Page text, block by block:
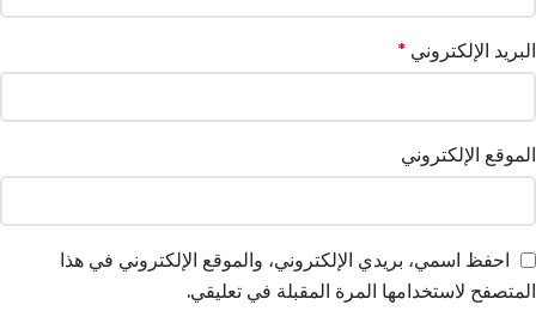
البريد الإلكتروني *
الموقع الإلكتروني
احفظ اسمي، بريدي الإلكتروني، والموقع الإلكتروني في هذا
المتصفح لاستخدامها المرة المقبلة في تعليقي.